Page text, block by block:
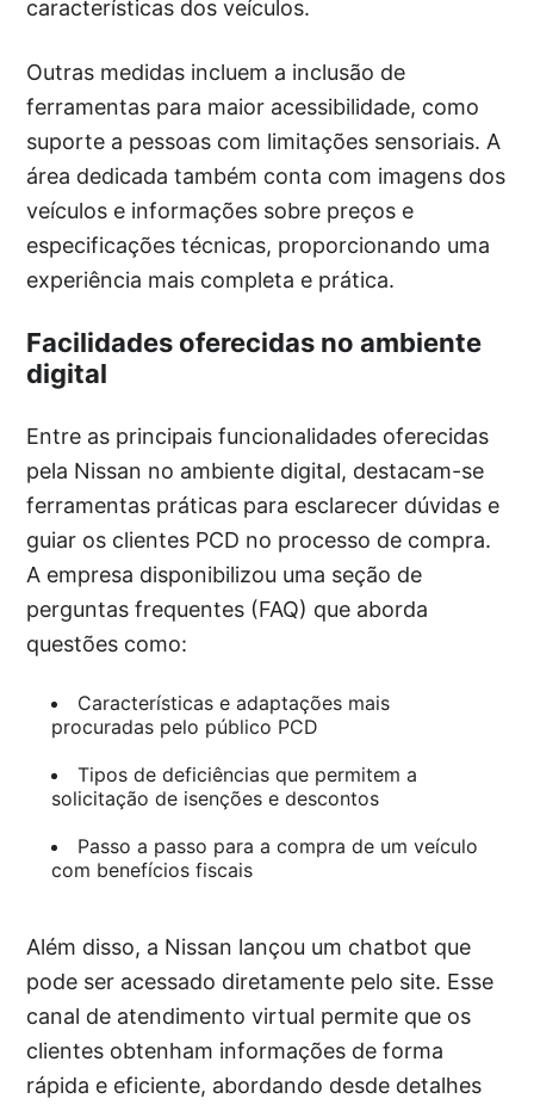
características dos veículos.
Outras medidas incluem a inclusão de
ferramentas para maior acessibilidade, como
suporte a pessoas com limitações sensoriais. A
área dedicada também conta com imagens dos
veículos e informações sobre preços e
especificações técnicas, proporcionando uma
experiência mais completa e prática.
Facilidades oferecidas no ambiente
digital
Entre as principais funcionalidades oferecidas
pela Nissan no ambiente digital, destacam-se
ferramentas práticas para esclarecer dúvidas e
guiar os clientes PCD no processo de compra.
A empresa disponibilizou uma seção de
perguntas frequentes (FAQ) que aborda
questões como:
Características e adaptações mais
procuradas pelo público PCD
Tipos de deficiências que permitem a
solicitação de isenções e descontos
Passo a passo para a compra de um veículo
com benefícios fiscais
Além disso, a Nissan lançou um chatbot que
pode ser acessado diretamente pelo site. Esse
canal de atendimento virtual permite que os
clientes obtenham informações de forma
rápida e eficiente, abordando desde detalhes